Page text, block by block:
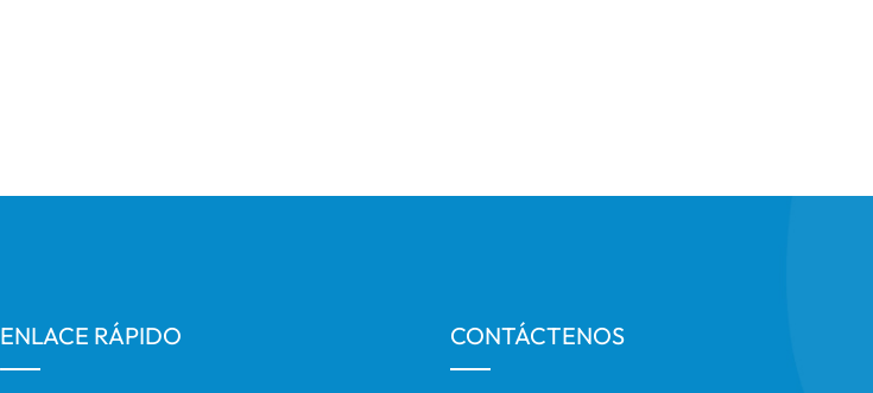
ENLACE RÁPIDO CONTÁCTENOS